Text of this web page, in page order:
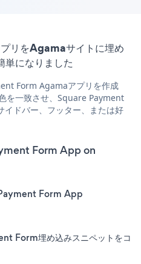
リをAgamaサイトに埋め
単になりました
Form Agamaアプリを作成
を一致させ、Square Payment
ドバー、フッター、または好
Form App on
Form App
Form埋め込みスニペットをコ